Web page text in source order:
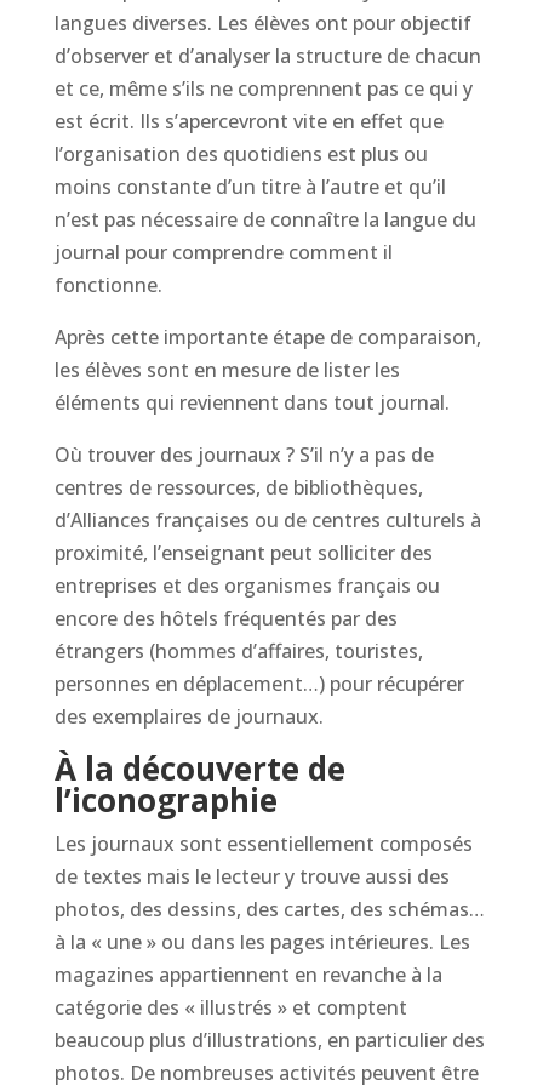
langues diverses. Les élèves ont pour objectif
d’observer et d’analyser la structure de chacun
et ce, même s’ils ne comprennent pas ce qui y
est écrit. Ils s’apercevront vite en effet que
l’organisation des quotidiens est plus ou
moins constante d’un titre à l’autre et qu’il
n’est pas nécessaire de connaître la langue du
journal pour comprendre comment il
fonctionne.
Après cette importante étape de comparaison,
les élèves sont en mesure de lister les
éléments qui reviennent dans tout journal.
Où trouver des journaux ? S’il n’y a pas de
centres de ressources, de bibliothèques,
d’Alliances françaises ou de centres culturels à
proximité, l’enseignant peut solliciter des
entreprises et des organismes français ou
encore des hôtels fréquentés par des
étrangers (hommes d’affaires, touristes,
personnes en déplacement…) pour récupérer
des exemplaires de journaux.
À la découverte de
l’iconographie
Les journaux sont essentiellement composés
de textes mais le lecteur y trouve aussi des
photos, des dessins, des cartes, des schémas…
à la « une » ou dans les pages intérieures. Les
magazines appartiennent en revanche à la
catégorie des « illustrés » et comptent
beaucoup plus d’illustrations, en particulier des
photos. De nombreuses activités peuvent être